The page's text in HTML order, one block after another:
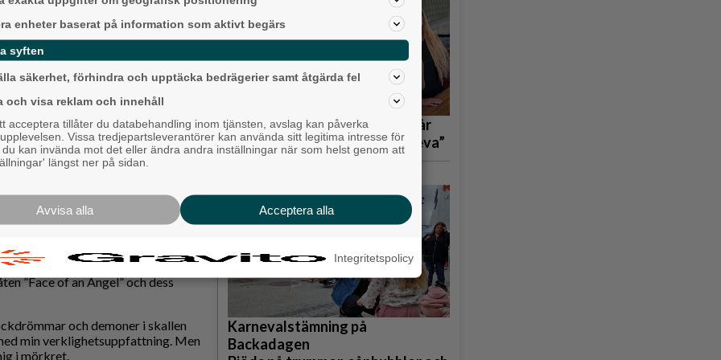
en vecka kvar till konserten
och dessutom hade råd att gå.
utan också fått med mig min kära
bara steg när vi hörde
Christoffer Wennberg för
i ett kallt vinter-Göteborg är
”Hällas! Hällas! Hällas!”
mörka toppar. Stämningen
begav vi oss iväg på en
”Face of an Angel” och dess
och demoner i skallen
min verklighetsuppfattning. Men
i mörkret.
Krögarnas kamp när tågen står
stilla: "Vi försöker bara överleva”
Karnevalstämning på
Backadagen
enheter baserat på information som aktivt begärs
syften
säkerhet, förhindra och upptäcka bedrägerier samt åtgärda fel
och visa reklam och innehåll
acceptera tillåter du databehandling inom tjänsten, avslag kan påverka
Vissa tredjepartsleverantörer kan använda sitt legitima intresse för
kan invända mot det eller ändra andra inställningar när som helst genom att
längst ner på sidan.
Acceptera alla
Avvisa alla
Integritetspolicy